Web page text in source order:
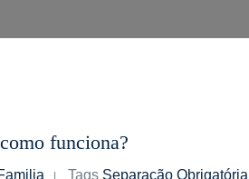
funciona?
Tags Separação